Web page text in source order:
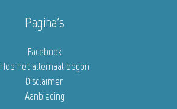
Pagina's
Facebook
Hoe het allemaal begon
Disclaimer
Aanbieding